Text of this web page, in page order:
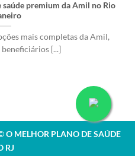
premium da Amil no Rio
mais completas da Amil,
[...]
O MELHOR PLANO DE SAÚDE
RJ